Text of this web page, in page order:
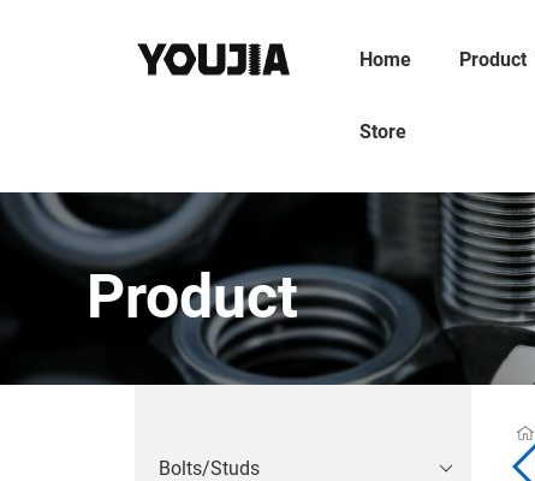
Home Product
Store
Product
Bolts/Studs